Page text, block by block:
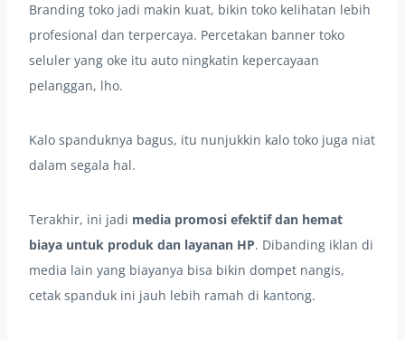
Branding toko jadi makin kuat, bikin toko kelihatan lebih
profesional dan terpercaya. Percetakan banner toko
seluler yang oke itu auto ningkatin kepercayaan
pelanggan, lho.
Kalo spanduknya bagus, itu nunjukkin kalo toko juga niat
dalam segala hal.
Terakhir, ini jadi media promosi efektif dan hemat
biaya untuk produk dan layanan HP. Dibanding iklan di
media lain yang biayanya bisa bikin dompet nangis,
cetak spanduk ini jauh lebih ramah di kantong.